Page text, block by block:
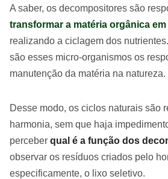
A saber, os decompositores são
transformar a matéria orgânica
realizando a ciclagem dos
são esses micro-organismos os
manutenção da matéria na natureza.
Desse modo, os ciclos naturais são
harmonia, sem que haja
perceber qual é a função dos
observar os resíduos criados pelo
especificamente, o lixo seletivo.